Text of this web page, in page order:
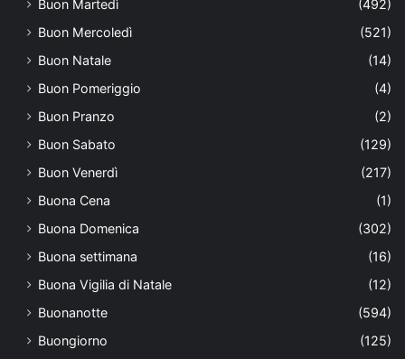
Buon Martedì
(492)
Buon Mercoledì
(521)
Buon Natale
(14)
Buon Pomeriggio
(4)
Buon Pranzo
(2)
Buon Sabato
(129)
Buon Venerdì
(217)
Buona Cena
(1)
Buona Domenica
(302)
Buona settimana
(16)
Buona Vigilia di Natale
(12)
Buonanotte
(594)
Buongiorno
(125)